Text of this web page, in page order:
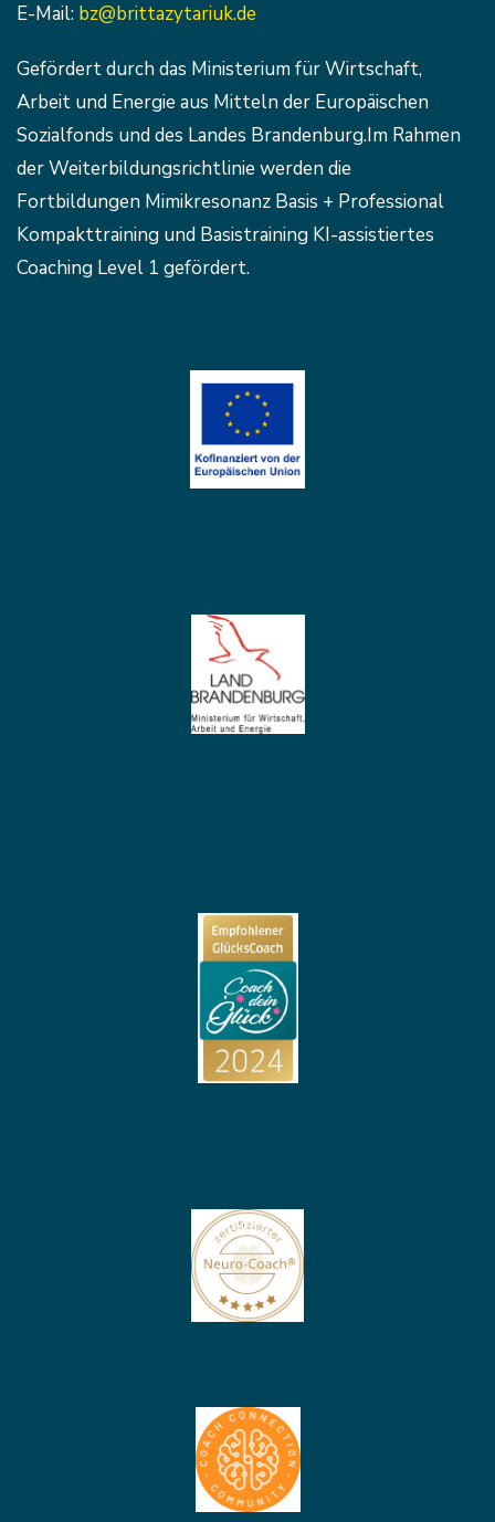
E-Mail: bz@brittazytariuk.de
Gefördert durch das Ministerium für Wirtschaft,
Arbeit und Energie aus Mitteln der Europäischen
Sozialfonds und des Landes Brandenburg.Im Rahmen
der Weiterbildungsrichtlinie werden die
Fortbildungen Mimikresonanz Basis + Professional
Kompakttraining und Basistraining KI-assistiertes
Coaching Level 1 gefördert.